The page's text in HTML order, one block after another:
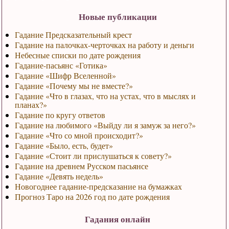
Новые публикации
Гадание Предсказательный крест
Гадание на палочках-черточках на работу и деньги
Небесные списки по дате рождения
Гадание-пасьянс «Готика»
Гадание «Шифр Вселенной»
Гадание «Почему мы не вместе?»
Гадание «Что в глазах, что на устах, что в мыслях и
планах?»
Гадание по кругу ответов
Гадание на любимого «Выйду ли я замуж за него?»
Гадание «Что со мной происходит?»
Гадание «Было, есть, будет»
Гадание «Стоит ли прислушаться к совету?»
Гадание на древнем Русском пасьянсе
Гадание «Девять недель»
Новогоднее гадание-предсказание на бумажках
Прогноз Таро на 2026 год по дате рождения
Гадания онлайн